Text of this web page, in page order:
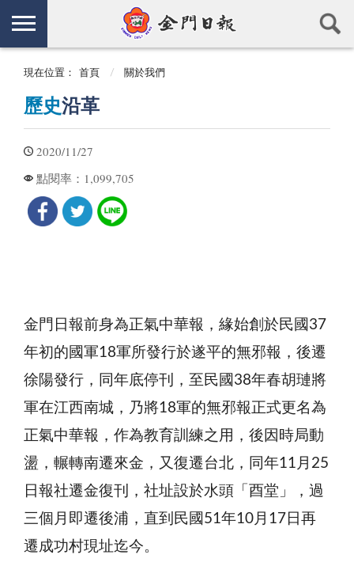
現在位置： 首頁 關於我們
歷史沿革
2020/11/27
點閱率： 1,099,705
金門日報前身為正氣中華報，緣始創於民國37
年初的國軍18軍所發行於遂平的無邪報，後遷
徐陽發行，同年底停刊，至民國38年春胡璉將
軍在江西南城，乃將18軍的無邪報正式更名為
正氣中華報，作為教育訓練之用，後因時局動
盪，輾轉南遷來金，又復遷台北，同年11月25
日報社遷金復刊，社址設於水頭「酉堂」，過
三個月即遷後浦，直到民國51年10月17日再
遷成功村現址迄今。